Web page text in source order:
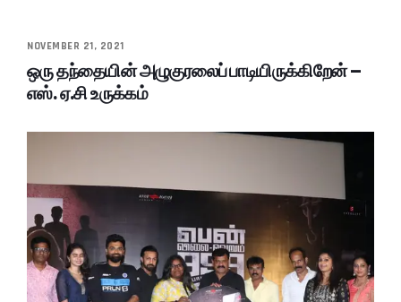
NOVEMBER 21, 2021
ஒரு தந்தையின் அழுகுரலைப் பாடியிருக்கிறேன் –
எஸ். ஏ.சி உருக்கம்